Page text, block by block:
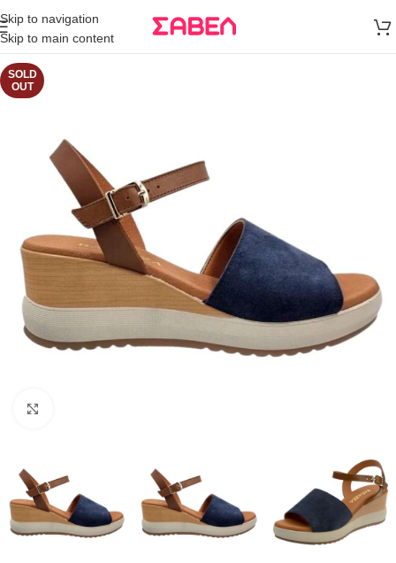
Skip to navigation
Skip to main content
άνω των 80€
Παραγγελία
SOLD
OUT